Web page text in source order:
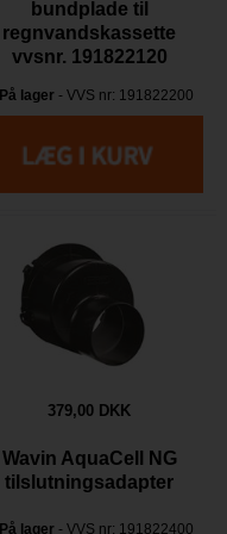
bundplade til
regnvandskassette
vvsnr. 191822120
På lager - VVS nr: 191822200
379,00 DKK
Wavin AquaCell NG
tilslutningsadapter
På lager - VVS nr: 191822400